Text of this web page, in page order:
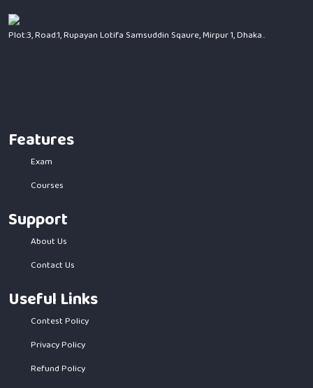
Plot:3, Road:1, Rupayan Lotifa Samsuddin Sqaure, Mirpur 1, Dhaka..
Features
Exam
Courses
Support
About Us
Contact Us
Useful Links
Contest Policy
Privacy Policy
Refund Policy